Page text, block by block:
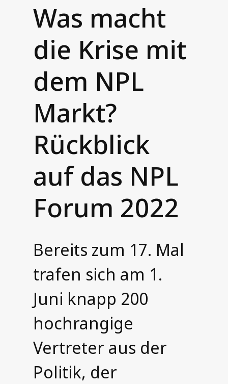
Kontakt
Informationen für Schuldner
Was macht
die Krise mit
dem NPL
Markt?
Rückblick
auf das NPL
Forum 2022
Bereits zum 17. Mal
trafen sich am 1.
Juni knapp 200
hochrangige
Vertreter aus der
Politik, der